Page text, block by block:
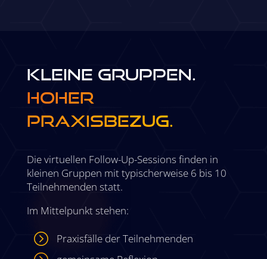
Kleine Gruppen.
Hoher
Praxisbezug.
Die virtuellen Follow-Up-Sessions finden in
kleinen Gruppen mit typischerweise 6 bis 10
Teilnehmenden statt.
Im Mittelpunkt stehen:
= Praxisfälle der Teilnehmenden